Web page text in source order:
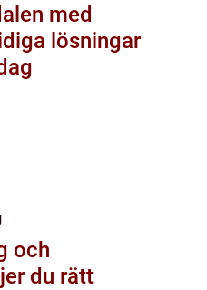
med
lösningar
och
så väljer du rätt